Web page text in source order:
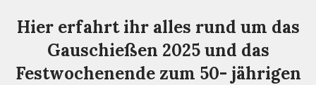
Hier erfahrt ihr alles rund um das
Gauschießen 2025 und das
Festwochenende zum 50- jährigen